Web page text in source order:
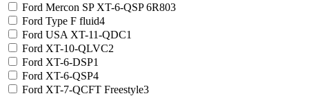
Ford Mercon SP XT-6-QSP 6R803
Ford Type F fluid4
Ford USA XT-11-QDC1
Ford XT-10-QLVC2
Ford XT-6-DSP1
Ford XT-6-QSP4
Ford XT-7-QCFT Freestyle3